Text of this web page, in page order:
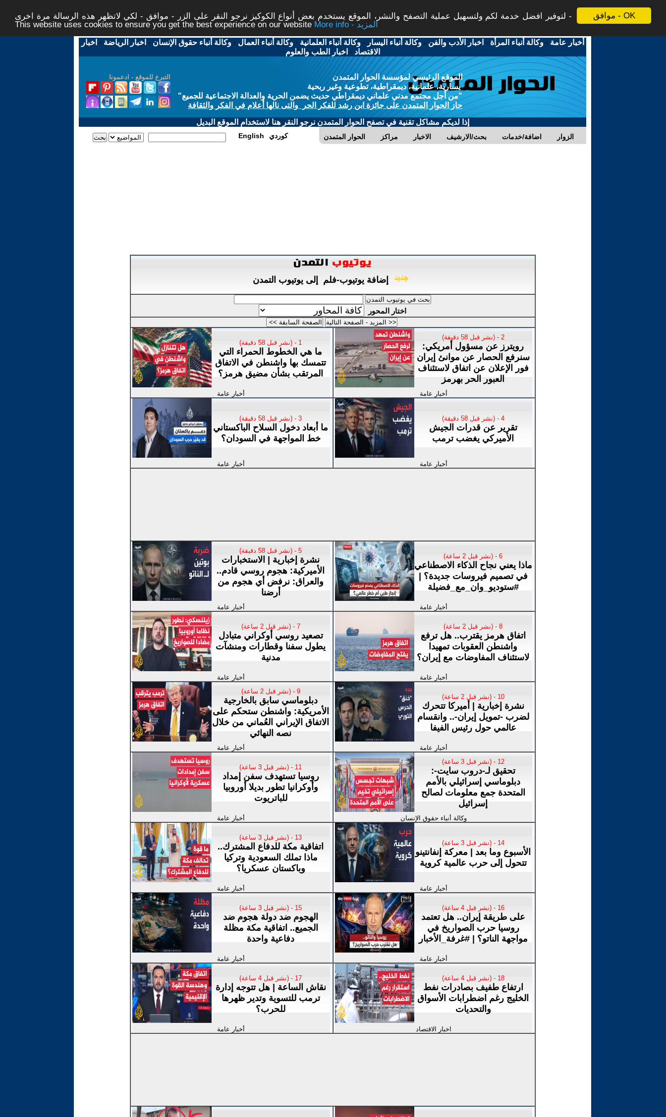
موافق - OK
لتوفير افضل خدمة لكم ولتسهيل عملية التصفح والنشر، الموقع يستخدم بعض أنواع الكوكيز نرجو النقر على الزر - موافق - لكي لاتظهر هذه الرسالة مرة اخرى -
This website uses cookies to ensure you get the best experience on our website
More info - المزيد
أخبار عامة -وكالة أنباء المرأة - اخبار الأدب والفن -وكالة أنباء اليسار -وكالة أنباء العلمانية -وكالة أنباء العمال -وكالة أنباء حقوق الإنسان - اخبار الرياضة - اخبار
الاقتصاد - اخبار الطب والعلوم
التبرع للموقع - ادعمونا
الموقع الرئيسي لمؤسسة الحوار المتمدن
يسارية، علمانية، ديمقراطية، تطوعية وغير ربحية
"من أجل مجتمع مدني علماني ديمقراطي حديث يضمن الحرية والعدالة الاجتماعية للجميع"
حاز الحوار المتمدن على جائزة ابن رشد للفكر الحر والتى نالها أعلام في الفكر والثقافة
إذا لديكم مشاكل تقنية في تصفح الحوار المتمدن نرجو النقر هنا لاستخدام الموقع البديل
الحوار المتمدن مراكز الاخبار بحث/الارشيف اضافة/خدمات الزوار English كوردي
اختار المحور
1 - (نشر قبل 58 دقيقة)
ما هي الخطوط الحمراء التي
تتمسك بها واشنطن في الاتفاق
المرتقب بشأن مضيق هرمز؟
أخبار عامة
2 - (نشر قبل 58 دقيقة)
رويترز عن مسؤول أمريكي:
سنرفع الحصار عن موانئ إيران
فور الإعلان عن اتفاق لاستئناف
العبور الحر بهرمز
أخبار عامة
3 - (نشر قبل 58 دقيقة)
ما أبعاد دخول السلاح الباكستاني
خط المواجهة في السودان؟
أخبار عامة
4 - (نشر قبل 58 دقيقة)
تقرير عن قدرات الجيش
الأميركي يغضب ترمب
أخبار عامة
5 - (نشر قبل 58 دقيقة)
نشرة إخبارية | الاستخبارات
الأميركية: هجوم روسي قادم..
والعراق: نرفض أي هجوم من
أرضنا
أخبار عامة
6 - (نشر قبل 2 ساعة)
ماذا يعني نجاح الذكاء الاصطناعي
في تصميم فيروسات جديدة؟ |
#ستوديو_وان_مع_فضيلة
أخبار عامة
7 - (نشر قبل 2 ساعة)
تصعيد روسي أوكراني متبادل
يطول سفنا وقطارات ومنشآت
مدنية
أخبار عامة
8 - (نشر قبل 2 ساعة)
اتفاق هرمز يقترب.. هل ترفع
واشنطن العقوبات تمهيدا
لاستئناف المفاوضات مع إيران؟
أخبار عامة
9 - (نشر قبل 2 ساعة)
دبلوماسي سابق بالخارجية
الأمريكية: واشنطن ستحكم على
الاتفاق الإيراني العُماني من خلال
نصه النهائي
أخبار عامة
10 - (نشر قبل 2 ساعة)
نشرة إخبارية | أميركا تتحرك
لضرب -تمويل إيران-.. وانقسام
عالمي حول رئيس الفيفا
أخبار عامة
11 - (نشر قبل 3 ساعة)
روسيا تستهدف سفن إمداد
وأوكرانيا تطور بديلا أوروبيا
للباتريوت
أخبار عامة
12 - (نشر قبل 3 ساعة)
تحقيق لـ-دروب سايت-:
دبلوماسي إسرائيلي بالأمم
المتحدة جمع معلومات لصالح
إسرائيل
وكالة أنباء حقوق الإنسان
13 - (نشر قبل 3 ساعة)
اتفاقية مكة للدفاع المشترك..
ماذا تملك السعودية وتركيا
وباكستان عسكريا؟
أخبار عامة
14 - (نشر قبل 3 ساعة)
الأسبوع وما بعد | معركة إنفانتينو
تتحول إلى حرب عالمية كروية
أخبار عامة
15 - (نشر قبل 3 ساعة)
الهجوم ضد دولة هجوم ضد
الجميع.. اتفاقية مكة مظلة
دفاعية واحدة
أخبار عامة
16 - (نشر قبل 4 ساعة)
على طريقة إيران.. هل تعتمد
روسيا حرب الصواريخ في
مواجهة الناتو؟ | #غرفة_الأخبار
أخبار عامة
17 - (نشر قبل 4 ساعة)
نقاش الساعة | هل تتوجه إدارة
ترمب للتسوية وتدير ظهرها
للحرب؟
أخبار عامة
18 - (نشر قبل 4 ساعة)
ارتفاع طفيف بصادرات نفط
الخليج رغم اضطرابات الأسواق
والتحديات
اخبار الاقتصاد